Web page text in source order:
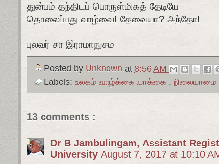
துன்பம் தந்திடப் பொருள்மிகத் தேடியே
தொலைப்பது வாழ்வை! தேவையா? அந்தோ!
புலவர் சா இராமாநுசம
Posted by Unknown at 8:56 AM
Labels: உலகம் வாழ்க்கை யாக்கை , நிலையாமை
13 comments :
Dr B Jambulingam, Assistant
University August 7, 2017 at 10:10